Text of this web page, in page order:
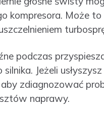
kompresora. Może
podczas
Jeżeli
zdiagnozować
naprawy.